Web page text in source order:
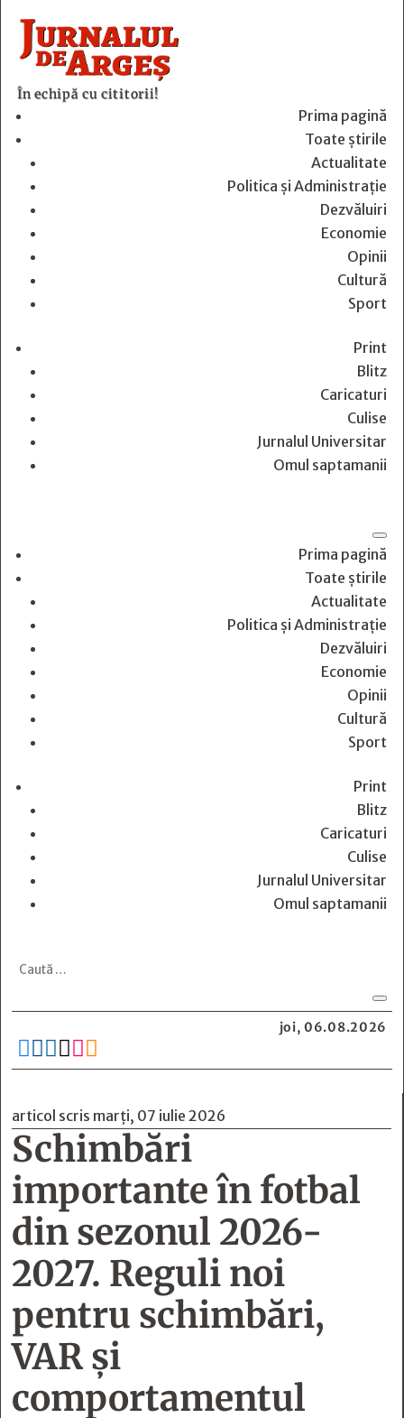
În echipă cu cititorii!
Prima pagină
Toate știrile
Actualitate
Politica și Administrație
Dezvăluiri
Economie
Opinii
Cultură
Sport
Print
Blitz
Caricaturi
Culise
Jurnalul Universitar
Omul saptamanii
Prima pagină
Toate știrile
Actualitate
Politica și Administrație
Dezvăluiri
Economie
Opinii
Cultură
Sport
Print
Blitz
Caricaturi
Culise
Jurnalul Universitar
Omul saptamanii
joi, 06.08.2026
     
articol scris marți, 07 iulie 2026
Schimbări
importante în fotbal
din sezonul 2026-
2027. Reguli noi
pentru schimbări,
VAR și
comportamentul